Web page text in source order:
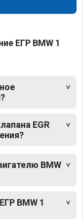
ЕГР BMW 1
EGR
BMW
BMW 1